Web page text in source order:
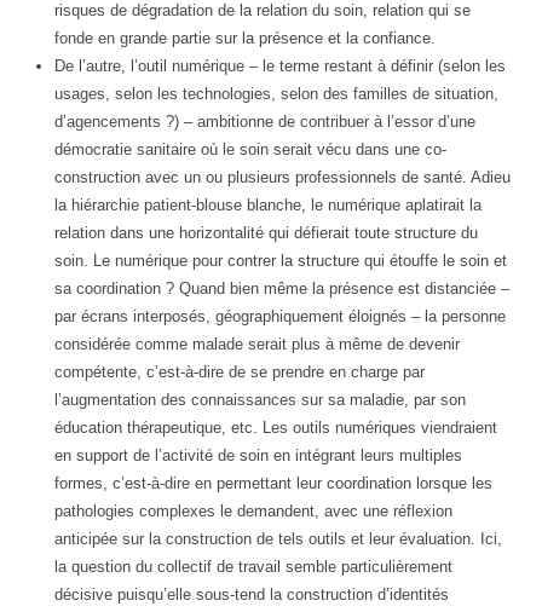
risques de dégradation de la relation du soin, relation qui se
fonde en grande partie sur la présence et la confiance.
De l’autre, l’outil numérique – le terme restant à définir (selon les
usages, selon les technologies, selon des familles de situation,
d’agencements ?) – ambitionne de contribuer à l’essor d’une
démocratie sanitaire où le soin serait vécu dans une co-
construction avec un ou plusieurs professionnels de santé. Adieu
la hiérarchie patient-blouse blanche, le numérique aplatirait la
relation dans une horizontalité qui défierait toute structure du
soin. Le numérique pour contrer la structure qui étouffe le soin et
sa coordination ? Quand bien même la présence est distanciée –
par écrans interposés, géographiquement éloignés – la personne
considérée comme malade serait plus à même de devenir
compétente, c’est-à-dire de se prendre en charge par
l’augmentation des connaissances sur sa maladie, par son
éducation thérapeutique, etc. Les outils numériques viendraient
en support de l’activité de soin en intégrant leurs multiples
formes, c’est-à-dire en permettant leur coordination lorsque les
pathologies complexes le demandent, avec une réflexion
anticipée sur la construction de tels outils et leur évaluation. Ici,
la question du collectif de travail semble particulièrement
décisive puisqu’elle sous-tend la construction d’identités